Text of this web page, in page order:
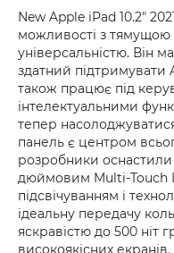
New Apple iPad 10.2"
можливості з тямущою
універсальністю. Він
здатний підтримувати
також працює під
інтелектуальними
тепер
панель є центром
розробники
дюймовим Multi-Touch
підсвічуванням і
ідеальну передачу
яскравістю до 500 ніт
високоякісних екранів.